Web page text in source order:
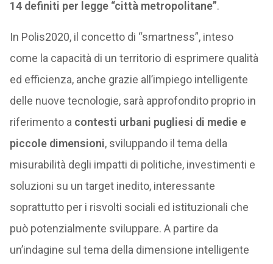
14 definiti per legge “città metropolitane”.
In Polis2020, il concetto di “smartness”, inteso
come la capacità di un territorio di esprimere qualità
ed efficienza, anche grazie all’impiego intelligente
delle nuove tecnologie, sarà approfondito proprio in
riferimento a contesti urbani pugliesi di medie e
piccole dimensioni, sviluppando il tema della
misurabilità degli impatti di politiche, investimenti e
soluzioni su un target inedito, interessante
soprattutto per i risvolti sociali ed istituzionali che
può potenzialmente sviluppare. A partire da
un’indagine sul tema della dimensione intelligente